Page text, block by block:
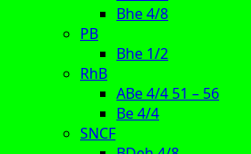
Bhe 4/8
PB
Bhe 1/2
RhB
ABe 4/4 51 – 56
Be 4/4
SNCF